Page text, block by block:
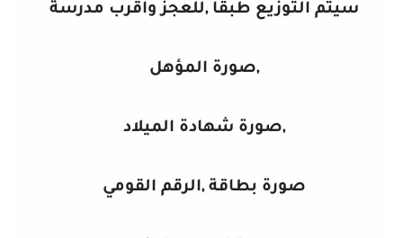
سيتم التوزيع طبقا ,للعجز واقرب مدرسة
,صورة المؤهل
,صورة شهادة الميلاد
صورة بطاقة ,الرقم القومي